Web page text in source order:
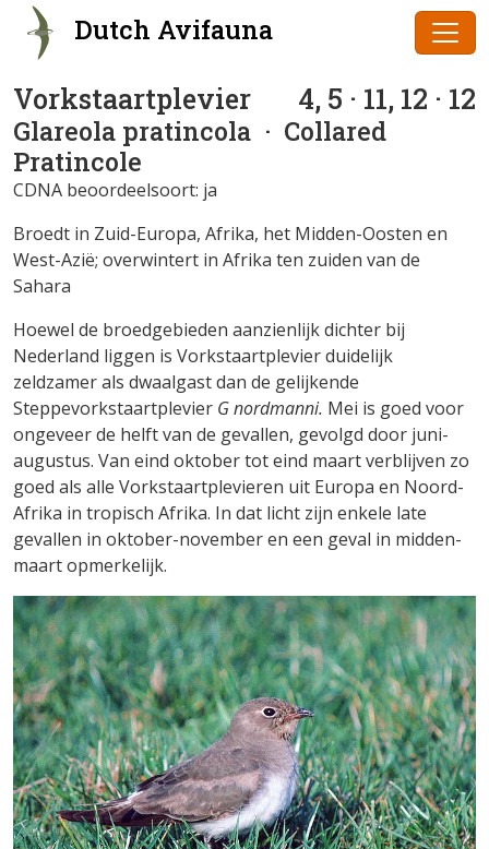
Dutch Avifauna
Vorkstaartplevier 4, 5 · 11, 12 · 12
Glareola pratincola · Collared
Pratincole
CDNA beoordeelsoort: ja
Broedt in Zuid-Europa, Afrika, het Midden-Oosten en
West-Azië; overwintert in Afrika ten zuiden van de
Sahara
Hoewel de broedgebieden aanzienlijk dichter bij
Nederland liggen is Vorkstaartplevier duidelijk
zeldzamer als dwaalgast dan de gelijkende
Steppevorkstaartplevier G nordmanni. Mei is goed voor
ongeveer de helft van de gevallen, gevolgd door juni-
augustus. Van eind oktober tot eind maart verblijven zo
goed als alle Vorkstaartplevieren uit Europa en Noord-
Afrika in tropisch Afrika. In dat licht zijn enkele late
gevallen in oktober-november en een geval in midden-
maart opmerkelijk.